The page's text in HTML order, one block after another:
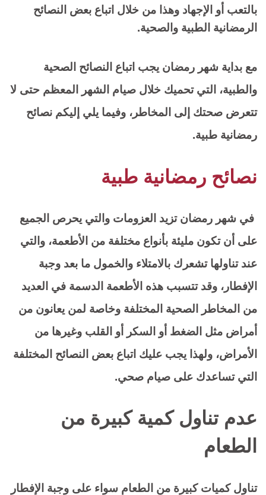
بالتعب أو الإجهاد وهذا من خلال اتباع بعض النصائح
الرمضانية الطبية والصحية.
مع بداية شهر رمضان يجب اتباع النصائح الصحية
والطبية، التي تحميك خلال صيام الشهر المعظم حتى لا
تتعرض صحتك إلى المخاطر، وفيما يلي إليكم نصائح
رمضانية طبية.
نصائح رمضانية طبية
في شهر رمضان تزيد العزومات والتي يحرص الجميع
على أن تكون مليئة بأنواع مختلفة من الأطعمة، والتي
عند تناولها تشعرك بالامتلاء والخمول ما بعد وجبة
الإفطار، وقد تتسبب هذه الأطعمة الدسمة في العديد
من المخاطر الصحية المختلفة وخاصة لمن يعانون من
أمراض مثل الضغط أو السكر أو القلب وغيرها من
الأمراض، ولهذا يجب عليك اتباع بعض النصائح المختلفة
التي تساعدك على صيام صحي.
عدم تناول كمية كبيرة من
الطعام
تناول كميات كبيرة من الطعام سواء على وجبة الإفطار